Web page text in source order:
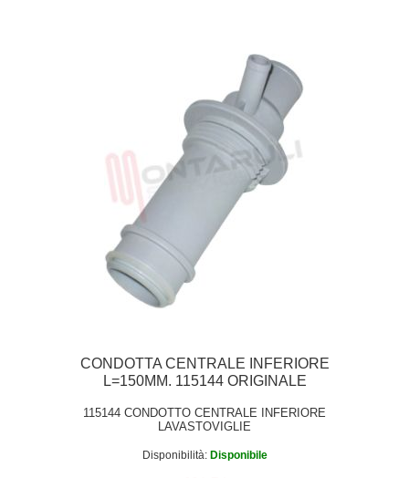
CONDOTTA CENTRALE INFERIORE
L=150MM. 115144 ORIGINALE
115144 CONDOTTO CENTRALE INFERIORE
LAVASTOVIGLIE
Disponibilità: Disponibile